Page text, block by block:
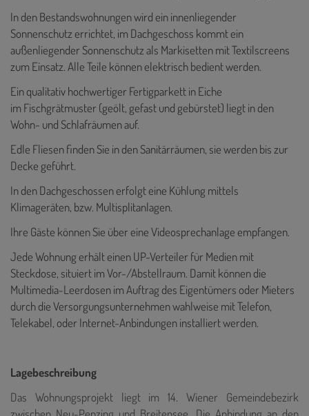
In den Bestandswohnungen wird ein innenliegender
Sonnenschutz errichtet, im Dachgeschoss kommt ein
außenliegender Sonnenschutz als Markisetten mit Textilscreens
zum Einsatz. Alle Teile können elektrisch bedient werden.
Ein qualitativ hochwertiger Fertigparkett in Eiche
im Fischgrätmuster (geölt, gefast und gebürstet) liegt in den
Wohn- und Schlafräumen auf.
Edle Fliesen finden Sie in den Sanitärräumen, sie werden bis zur
Decke geführt.
In den Dachgeschossen erfolgt eine Kühlung mittels
Klimageräten, bzw. Multisplitanlagen.
Ihre Gäste können Sie über eine Videosprechanlage empfangen.
Jede Wohnung erhält einen UP-Verteiler für Medien mit
Steckdose, situiert im Vor-/Abstellraum. Damit können die
Multimedia-Leerdosen im Auftrag des Eigentümers oder Mieters
durch die Versorgungsunternehmen wahlweise mit Telefon,
Telekabel, oder Internet-Anbindungen installiert werden.
Lagebeschreibung
Das Wohnungsprojekt liegt im 14. Wiener Gemeindebezirk